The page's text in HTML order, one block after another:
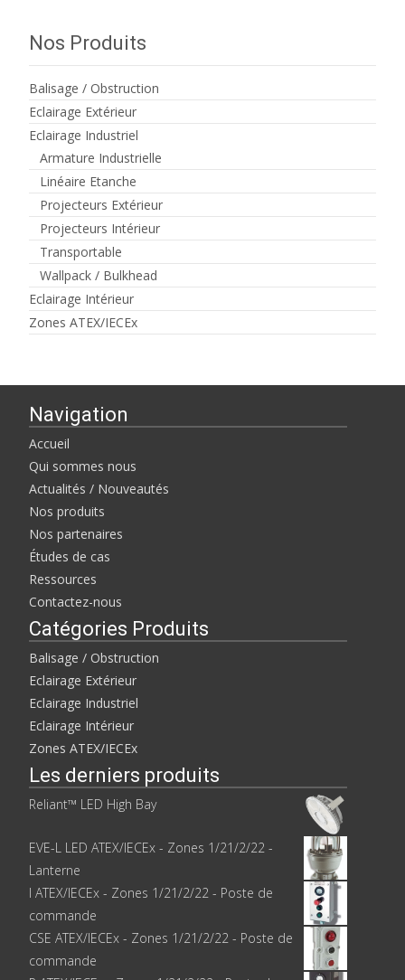
Nos Produits
Balisage / Obstruction
Eclairage Extérieur
Eclairage Industriel
Armature Industrielle
Linéaire Etanche
Projecteurs Extérieur
Projecteurs Intérieur
Transportable
Wallpack / Bulkhead
Eclairage Intérieur
Zones ATEX/IECEx
Navigation
Accueil
Qui sommes nous
Actualités / Nouveautés
Nos produits
Nos partenaires
Études de cas
Ressources
Contactez-nous
Catégories Produits
Balisage / Obstruction
Eclairage Extérieur
Eclairage Industriel
Eclairage Intérieur
Zones ATEX/IECEx
Les derniers produits
Reliant™ LED High Bay
EVE-L LED ATEX/IECEx - Zones 1/21/2/22 -
Lanterne
I ATEX/IECEx - Zones 1/21/2/22 - Poste de
commande
CSE ATEX/IECEx - Zones 1/21/2/22 - Poste de
commande